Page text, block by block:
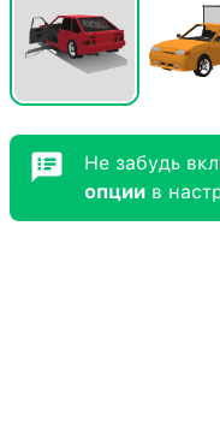
Не забудь
опции в